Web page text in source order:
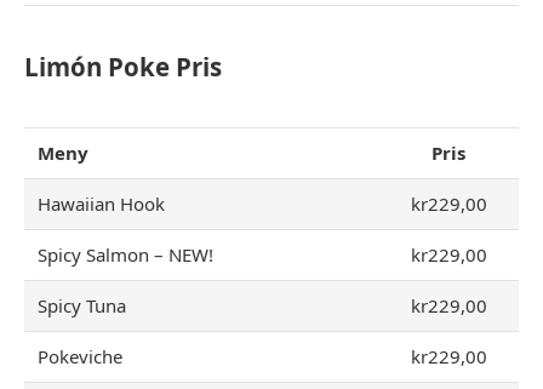
Limón Poke Pris
Meny Pris
Hawaiian Hook kr229,00
Spicy Salmon – NEW! kr229,00
Spicy Tuna kr229,00
Pokeviche kr229,00